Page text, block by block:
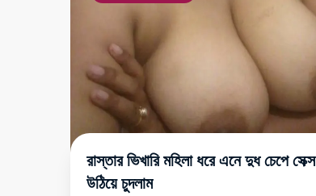
রাস্তার ভিখারি মহিলা ধরে এনে দুধ চেপে সেক্স
উঠিয়ে চুদলাম